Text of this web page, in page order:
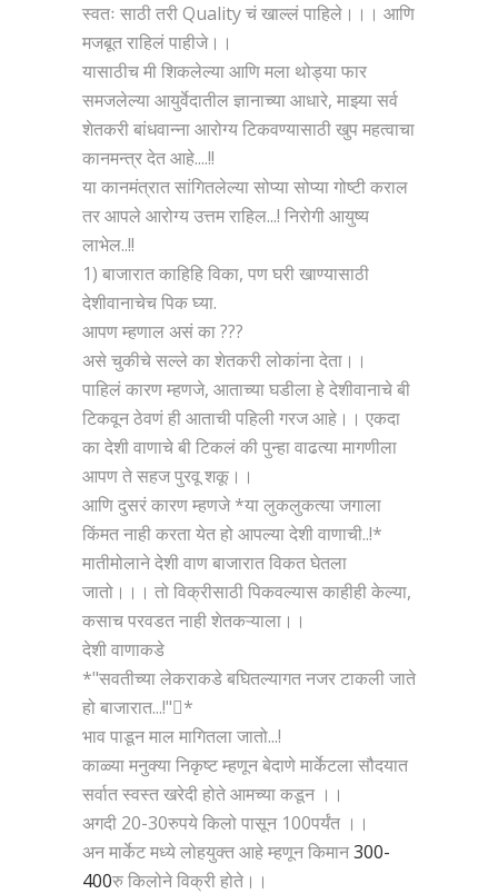
स्वतः साठी तरी Quality चं खाल्लं पाहिले।।। आणि
मजबूत राहिलं पाहीजे।।
यासाठीच मी शिकलेल्या आणि मला थोड्या फार
समजलेल्या आयुर्वेदातील ज्ञानाच्या आधारे, माझ्या सर्व
शेतकरी बांधवान्ना आरोग्य टिकवण्यासाठी खुप महत्वाचा
कानमन्त्र देत आहे....!!
या कानमंत्रात सांगितलेल्या सोप्या सोप्या गोष्टी कराल
तर आपले आरोग्य उत्तम राहिल...! निरोगी आयुष्य
लाभेल..!!
1) बाजारात काहिहि विका, पण घरी खाण्यासाठी
देशीवानाचेच पिक घ्या.
आपण म्हणाल असं का ???
असे चुकीचे सल्ले का शेतकरी लोकांना देता।।
पाहिलं कारण म्हणजे, आताच्या घडीला हे देशीवानाचे बी
टिकवून ठेवणं ही आताची पहिली गरज आहे।। एकदा
का देशी वाणाचे बी टिकलं की पुन्हा वाढत्या मागणीला
आपण ते सहज पुरवू शकू।।
आणि दुसरं कारण म्हणजे *या लुकलुकत्या जगाला
किंमत नाही करता येत हो आपल्या देशी वाणाची..!*
मातीमोलाने देशी वाण बाजारात विकत घेतला
जातो।।। तो विक्रीसाठी पिकवल्यास काहीही केल्या,
कसाच परवडत नाही शेतकऱ्याला।।
देशी वाणाकडे
*"सवतीच्या लेकराकडे बघितल्यागत नजर टाकली जाते
हो बाजारात...!"*
भाव पाडून माल मागितला जातो...!
काळ्या मनुक्या निकृष्ट म्हणून बेदाणे मार्केटला सौदयात
सर्वात स्वस्त खरेदी होते आमच्या कडून ।।
अगदी 20-30रुपये किलो पासून 100पर्यंत ।।
अन मार्केट मध्ये लोहयुक्त आहे म्हणून किमान300-
400रु किलोने विक्री होते।।
Chat Now